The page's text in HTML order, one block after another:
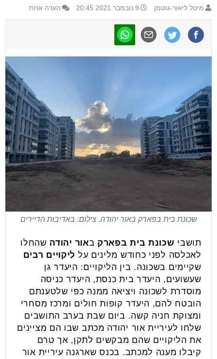
מיטל ליאור-גוטמן 9 נובמבר 2021 20:45 הערה אחת
שכונת בית בפארק באור יהודה. צילום: באדיבות הדיירים
תושבי שכונת בית בפארק באור יהודה שהחלו
לאכלסה לפני כחודש מלינים על ליקויים רבים
שקיימים בשכונה. בין הליקויים: היעדר גן
שעשועים, היעדר בית כנסת, היעדר כניסה
מוסדרת לשכונה ויציאה ממנה כפי שלטענתם
הובטח להם, היעדר קופות חולים ומרכז מסחרי
ומצוקת חניה קשה. ביום שבת בערב התושבים
שלחו לעיריית אור יהודה מכתב שבו הם מציינים
את הליקויים שהם מבקשים לתקן, אך טרם
קיבלו מענה למכתב. בכנס שארגנה עיריית אור